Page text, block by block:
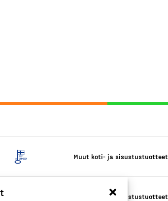
Muut koti- ja sisustustuotteet
Muut koti- ja sisustustuotteet